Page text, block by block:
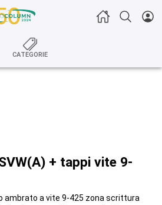
CATEGORIE
+ tappi vite 9-
ambrato a vite 9-425 zona scrittura